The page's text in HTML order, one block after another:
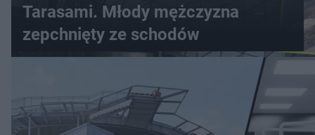
Tarasami. Młody mężczyzna
zepchnięty ze schodów